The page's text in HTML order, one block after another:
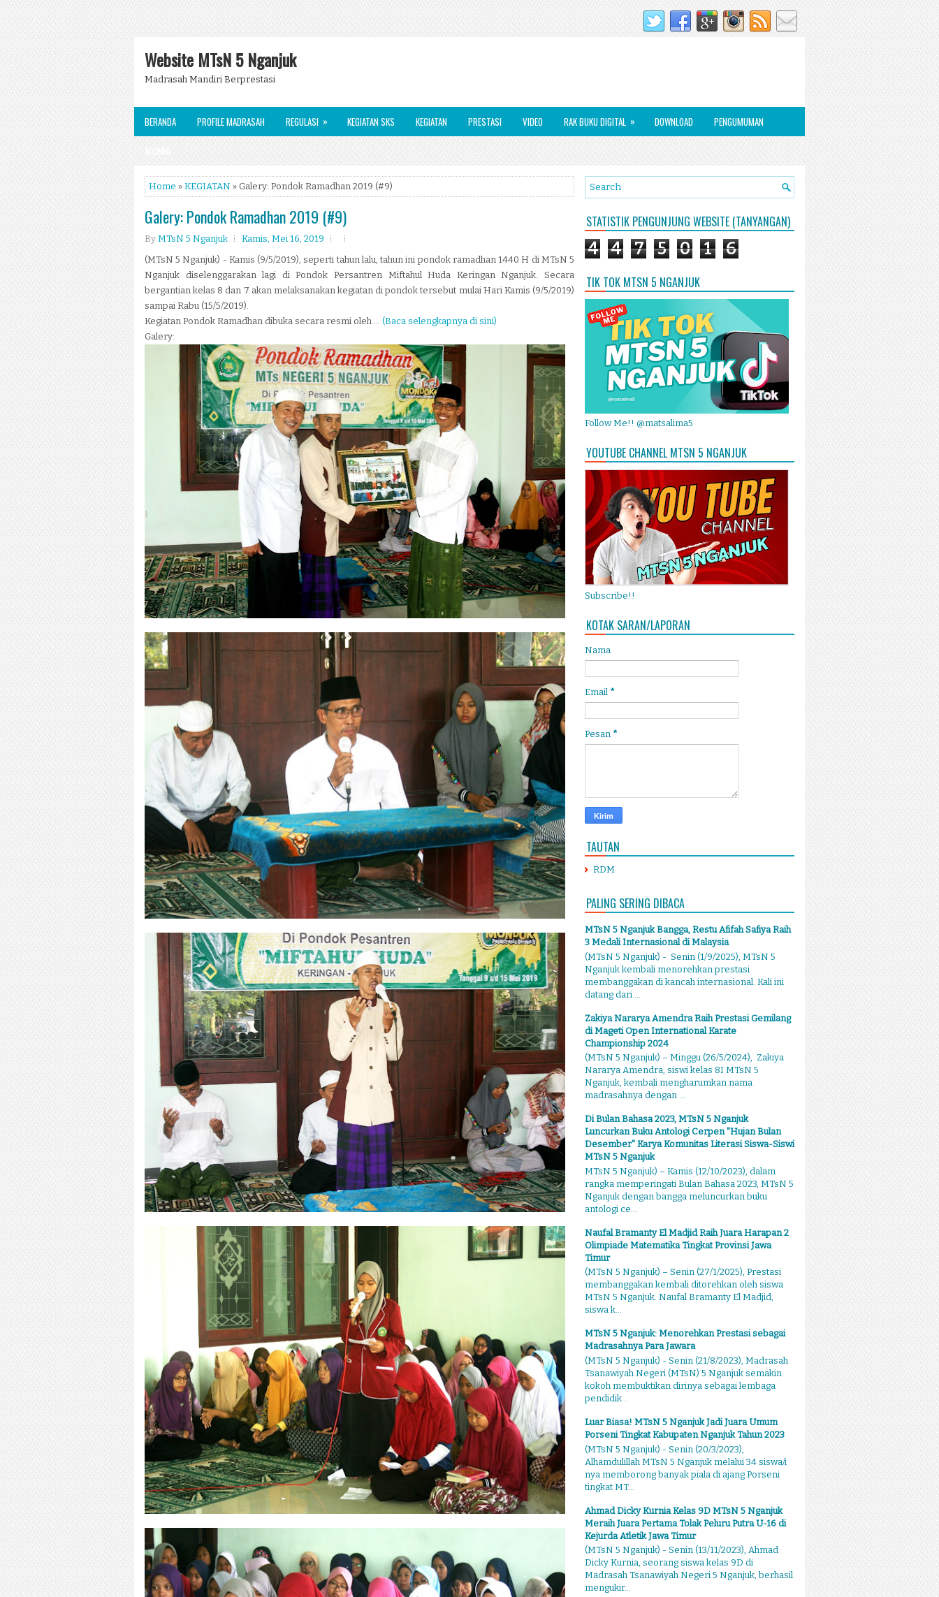
Website MTsN 5 Nganjuk
Madrasah Mandiri Berprestasi
BERANDA PROFILE MADRASAH REGULASI » KEGIATAN SKS KEGIATAN PRESTASI VIDEO RAK BUKU DIGITAL » DOWNLOAD PENGUMUMAN
ALUMNI
Home » KEGIATAN » Galery: Pondok Ramadhan 2019 (#9)
Galery: Pondok Ramadhan 2019 (#9)
By MTsN 5 Nganjuk
Kamis, Mei 16, 2019
(MTsN 5 Nganjuk) - Kamis (9/5/2019), seperti tahun lalu, tahun ini pondok ramadhan 1440 H di MTsN 5
Nganjuk diselenggarakan lagi di Pondok Persantren Miftahul Huda Keringan Nganjuk. Secara
bergantian kelas 8 dan 7 akan melaksanakan kegiatan di pondok tersebut mulai Hari Kamis (9/5/2019)
sampai Rabu (15/5/2019).
Kegiatan Pondok Ramadhan dibuka secara resmi oleh ... (Baca selengkapnya di sini)
Galery:
STATISTIK PENGUNJUNG WEBSITE (TANYANGAN)
4 4 7 5 0 1 6
TIK TOK MTSN 5 NGANJUK
Follow Me!! @matsalima5
YOUTUBE CHANNEL MTSN 5 NGANJUK
Subscribe!!
KOTAK SARAN/LAPORAN
Nama
Email *
Pesan *
TAUTAN
RDM
PALING SERING DIBACA
MTsN 5 Nganjuk Bangga, Restu Afifah Safiya Raih
3 Medali Internasional di Malaysia
(MTsN 5 Nganjuk) - Senin (1/9/2025), MTsN 5
Nganjuk kembali menorehkan prestasi
membanggakan di kancah internasional. Kali ini
datang dari ...
Zakiya Nararya Amendra Raih Prestasi Gemilang
di Mageti Open International Karate
Championship 2024
(MTsN 5 Nganjuk) – Minggu (26/5/2024), Zakiya
Nararya Amendra, siswi kelas 8I MTsN 5
Nganjuk, kembali mengharumkan nama
madrasahnya dengan ...
Di Bulan Bahasa 2023, MTsN 5 Nganjuk
Luncurkan Buku Antologi Cerpen "Hujan Bulan
Desember" Karya Komunitas Literasi Siswa-Siswi
MTsN 5 Nganjuk
MTsN 5 Nganjuk) – Kamis (12/10/2023), dalam
rangka memperingati Bulan Bahasa 2023, MTsN 5
Nganjuk dengan bangga meluncurkan buku
antologi ce...
Naufal Bramanty El Madjid Raih Juara Harapan 2
Olimpiade Matematika Tingkat Provinsi Jawa
Timur
(MTsN 5 Nganjuk) – Senin (27/1/2025), Prestasi
membanggakan kembali ditorehkan oleh siswa
MTsN 5 Nganjuk. Naufal Bramanty El Madjid,
siswa k...
MTsN 5 Nganjuk: Menorehkan Prestasi sebagai
Madrasahnya Para Jawara
(MTsN 5 Nganjuk) - Senin (21/8/2023), Madrasah
Tsanawiyah Negeri (MTsN) 5 Nganjuk semakin
kokoh membuktikan dirinya sebagai lembaga
pendidik...
Luar Biasa! MTsN 5 Nganjuk Jadi Juara Umum
Porseni Tingkat Kabupaten Nganjuk Tahun 2023
(MTsN 5 Nganjuk) - Senin (20/3/2023),
Alhamdulillah MTsN 5 Nganjuk melalui 34 siswa/i
nya memborong banyak piala di ajang Porseni
tingkat MT...
Ahmad Dicky Kurnia Kelas 9D MTsN 5 Nganjuk
Meraih Juara Pertama Tolak Peluru Putra U-16 di
Kejurda Atletik Jawa Timur
(MTsN 5 Nganjuk) - Senin (13/11/2023), Ahmad
Dicky Kurnia, seorang siswa kelas 9D di
Madrasah Tsanawiyah Negeri 5 Nganjuk, berhasil
mengukir...